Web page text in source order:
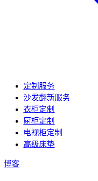
定制服务
沙发翻新服务
衣柜定制
厨柜定制
电视柜定制
高级床垫
博客